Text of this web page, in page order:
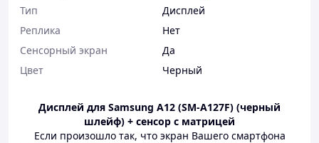
Тип
Дисплей
Реплика
Нет
Сенсорный экран
Да
Цвет
Черный
Дисплей для Samsung A12 (SM-A127F) (черный
шлейф) + сенсор с матрицей
Если произошло так, что экран Вашего смартфона